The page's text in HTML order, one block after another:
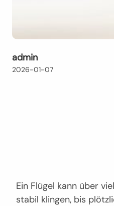
admin
2026-01-07
Ein Flügel kann über
stabil klingen, bis